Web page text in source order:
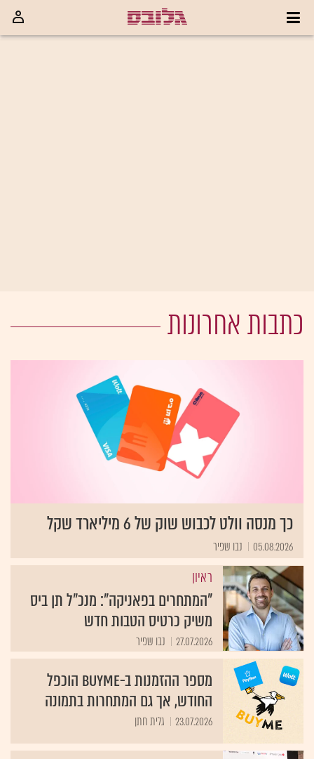
כתבות אחרונות
כך מנסה וולט לכבוש שוק של 6 מיליארד שקל
05.08.2026 נבו שפיר
ראיון
"המתחרים בפאניקה": מנכ"ל תן ביס
משיק כרטיס הטבות חדש
27.07.2026 נבו שפיר
מספר ההזמנות ב-BUYME הוכפל
החודש, אך גם המתחרות בתמונה
23.07.2026 גלית חתן